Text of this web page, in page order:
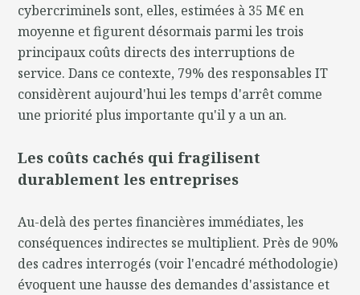
cybercriminels sont, elles, estimées à 35 M€ en
moyenne et figurent désormais parmi les trois
principaux coûts directs des interruptions de
service. Dans ce contexte, 79% des responsables IT
considèrent aujourd'hui les temps d'arrêt comme
une priorité plus importante qu'il y a un an.
Les coûts cachés qui fragilisent
durablement les entreprises
Au-delà des pertes financières immédiates, les
conséquences indirectes se multiplient. Près de 90%
des cadres interrogés (voir l'encadré méthodologie)
évoquent une hausse des demandes d'assistance et